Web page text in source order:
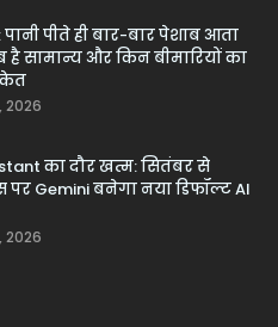
पीते ही बार-बार पेशाब आता
है सामान्य और किन बीमारियों का
2026
का दौर खत्म: सितंबर से
पर Gemini बनेगा नया डिफॉल्ट AI
2026